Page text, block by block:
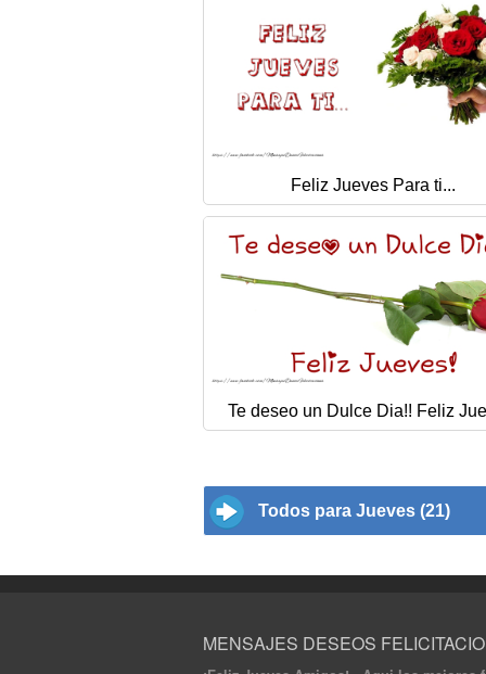
Feliz Jueves Para ti...
Te deseo un Dulce Dia!! Feliz
Todos para Jueves (21)
MENSAJES DESEOS